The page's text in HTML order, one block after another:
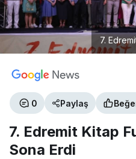
7.
0 Paylaş
7. Edremit Kitap
Sona Erdi